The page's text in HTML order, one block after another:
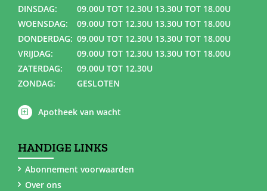
DINSDAG:
09.00U TOT 12.30U 13.30U TOT 18.00U
WOENSDAG:
09.00U TOT 12.30U 13.30U TOT 18.00U
DONDERDAG: 09.00U TOT 12.30U 13.30U TOT 18.00U
VRIJDAG:
09.00U TOT 12.30U 13.30U TOT 18.00U
ZATERDAG:
09.00U TOT 12.30U
ZONDAG:
GESLOTEN
Apotheek van wacht
HANDIGE LINKS
Abonnement voorwaarden
Over ons